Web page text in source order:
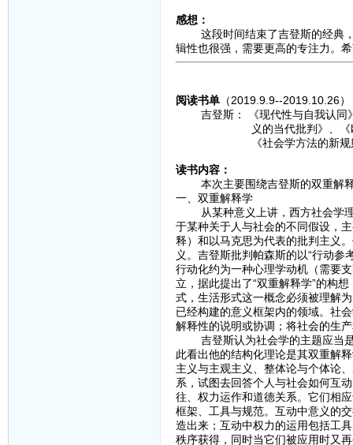
感想：
这段时间结束了吉登斯的经典，
辑性也很强，需要更高的专注力。
阅读书单（2019.9.9--2019.10.26）
吉登斯： 《现代性与自我认同》
义的当代批判》、《欧洲模
《社会学方法的新规则》、
读书内容：
本次主要围绕吉登斯的双重解释
一、双重解释学
从某种意义上讲，西方社会学理
于某种关于人与社会的不同假设，
释）和以马克思为代表的批判主义
义。吉登斯批判帕森斯的以“行动
行动化约为一种心理学动机（需要
立，据此提出了“双重解释学”的构
式，生活形式这一概念必须被理解
已经构建的意义框架内的领域。社
解释性的说明或协调；将社会的生
吉登斯认为社会学的主题应当是
此看出他的结构化理论是其双重解
主义与主观主义、整体论与个体论
系，试图去回答个人与社会如何互
往、权力运作和道德关系。它们相
框架、工具与规范。互动中意义的
造出来；互动中权力的运用包括工
秩序获得，同时当它们被应用时又